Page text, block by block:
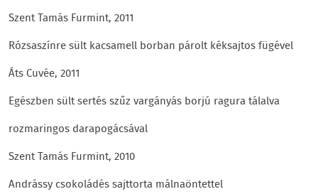
Szent Tamás Furmint, 2011
Rózsaszínre sült kacsamell borban párolt kéksajtos fügével
Áts Cuvée, 2011
Egészben sült sertés szűz vargányás borjú ragura tálalva
rozmaringos darapogácsával
Szent Tamás Furmint, 2010
Andrássy csokoládés sajttorta málnaöntettel